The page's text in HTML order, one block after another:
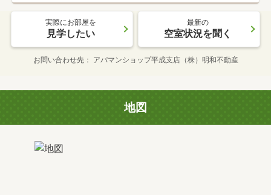
実際にお部屋を
見学したい
最新の
空室状況を聞く
お問い合わせ先 アパマンショップ平成支店（株）明和不動産
地図